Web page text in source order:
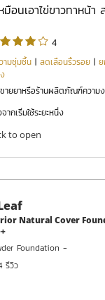
อนเอาไข่ขาวทาหน้า
4
ามชุ่มชื้น |ลดเลือนริ้วรอย |
ายยาหรือร้านผลิตภัณฑ์ความ
ากเริ่มใช้ระยะหนึ่ง
to open
Natural Cover
Foundation -
รีวิว